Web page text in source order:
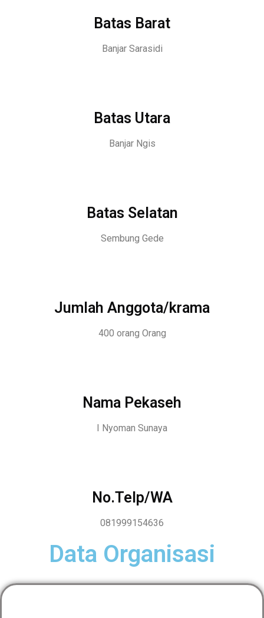
Batas Barat
Banjar Sarasidi
Batas Utara
Banjar Ngis
Batas Selatan
Sembung Gede
Jumlah Anggota/krama
400 orang Orang
Nama Pekaseh
I Nyoman Sunaya
No.Telp/WA
081999154636
Data Organisasi